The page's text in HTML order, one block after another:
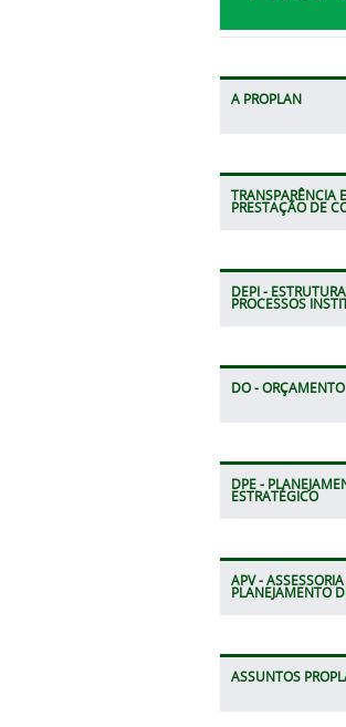
A PROPLAN
TRANSPARÊNCIA E
PRESTAÇÃO DE
DEPI -
PROCESSOS
DO - ORÇAMENTO
DPE -
ESTRATÉGICO
APV -
PLANEJAMENTO
ASSUNTOS